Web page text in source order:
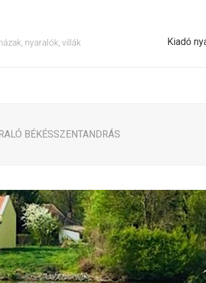
nyaralók, villák Kiadó
BÉKÉSSZENTANDRÁS